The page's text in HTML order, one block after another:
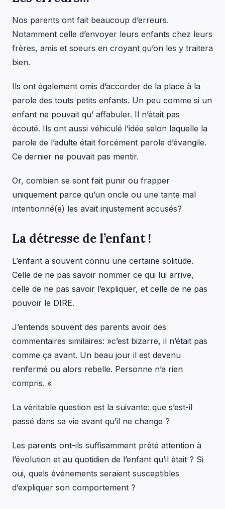
Nos parents ont fait beaucoup d’erreurs.
Notamment celle d’envoyer leurs enfants chez leurs
frères, amis et soeurs en croyant qu’on les y traitera
bien.
Ils ont également omis d’accorder de la place à la
parole des touts petits enfants. Un peu comme si un
enfant ne pouvait qu’ affabuler. Il n’était pas
écouté. Ils ont aussi véhiculé l’idée selon laquelle la
parole de l’adulte était forcément parole d’évangile.
Ce dernier ne pouvait pas mentir.
Or, combien se sont fait punir ou frapper
uniquement parce qu’un oncle ou une tante mal
intentionné(e) les avait injustement accusés?
La détresse de l’enfant !
L’enfant a souvent connu une certaine solitude.
Celle de ne pas savoir nommer ce qui lui arrive,
celle de ne pas savoir l’expliquer, et celle de ne pas
pouvoir le DIRE.
J’entends souvent des parents avoir des
commentaires similaires: »c’est bizarre, il n’était pas
comme ça avant. Un beau jour il est devenu
renfermé ou alors rebelle. Personne n’a rien
compris. «
La véritable question est la suivante: que s’est-il
passé dans sa vie avant qu’il ne change ?
Les parents ont-ils suffisamment prêté attention à
l’évolution et au quotidien de l’enfant qu’il était ? Si
oui, quels événements seraient susceptibles
d’expliquer son comportement ?